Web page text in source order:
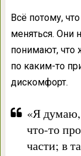
Всё потому,
меняться. Они
понимают, что
по каким-то
дискомфорт.
«Я
что-то
части; в